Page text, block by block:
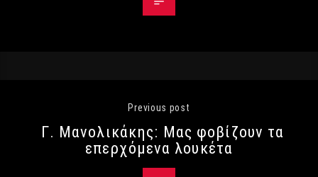
Previous post
Γ. Μανολικάκης: Μας φοβίζουν τα
επερχόμενα λουκέτα